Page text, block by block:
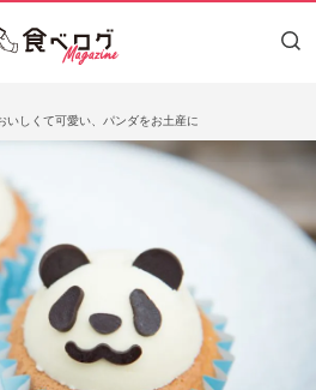
いしくて可愛い、パンダをお土産に